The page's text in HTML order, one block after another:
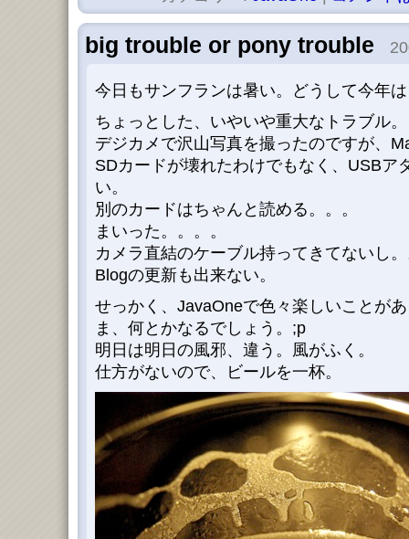
big trouble or pony trouble
今日もサンフランは暑い。どうして今年
ちょっとした、いやいや重大なトラブル。
デジカメで沢山写真を撮ったのですが、
SDカードが壊れたわけでもなく、USBア
い。
別のカードはちゃんと読める。。。
まいった。。。。
カメラ直結のケーブル持ってきてないし
Blogの更新も出来ない。
せっかく、JavaOneで色々楽しいことが
ま、何とかなるでしょう。;p
明日は明日の風邪、違う。風がふく。
仕方がないので、ビールを一杯。